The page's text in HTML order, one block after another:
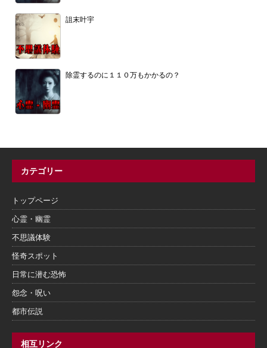
詛末叶宇
除霊するのに１１０万もかかるの？
カテゴリー
トップページ
心霊・幽霊
不思議体験
怪奇スポット
日常に潜む恐怖
怨念・呪い
都市伝説
相互リンク